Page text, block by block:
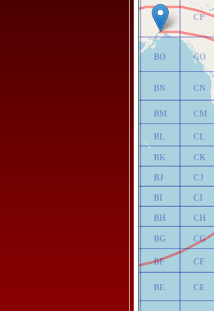
BE
BF
BG
BH
BI
BJ
BK
BL
BM
BN
BO
BP
CE
CF
CG
CH
CI
CJ
CK
CL
CM
CN
CO
CP